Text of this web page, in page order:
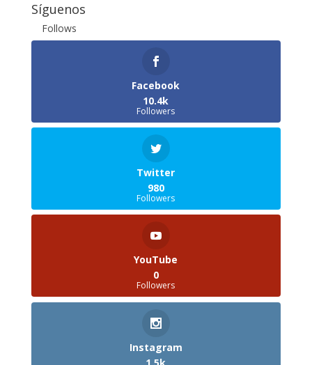
Síguenos
Follows
Facebook
10.4k
Followers
Twitter
980
Followers
YouTube
0
Followers
Instagram
1.5k